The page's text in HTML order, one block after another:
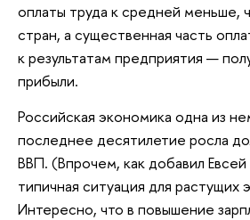
оплаты труда к средней меньше,
стран, а существенная часть
к результатам предприятия —
прибыли.
Российская экономика одна из
последнее десятилетие росла
ВВП. (Впрочем, как добавил Евсей
типичная ситуация для растущих
Интересно, что в повышение